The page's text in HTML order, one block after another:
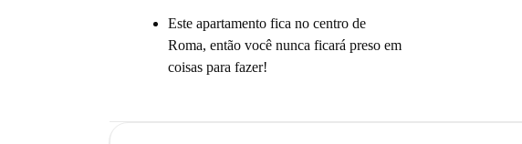
Este apartamento fica no centro de
Roma, então você nunca ficará preso em
coisas para fazer!